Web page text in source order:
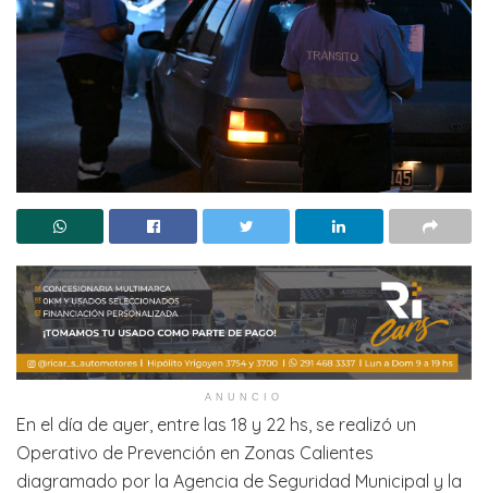
ANUNCIO
En el día de ayer, entre las 18 y 22 hs, se realizó un
Operativo de Prevención en Zonas Calientes
diagramado por la Agencia de Seguridad Municipal y la